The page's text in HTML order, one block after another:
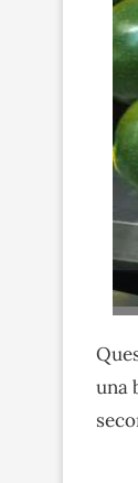
una